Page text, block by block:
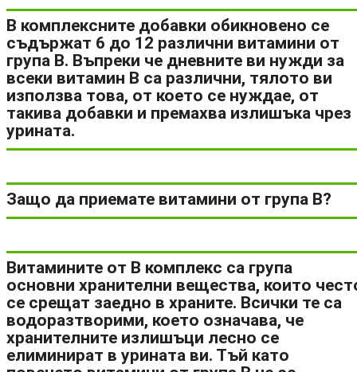
В комплексните добавки обикновено се
съдържат 6 до 12 различни витамини от
група В. Въпреки че дневните ви нужди за
всеки витамин В са различни, тялото ви
използва това, от което се нуждае, от
такива добавки и премахва излишъка чрез
урината.
Защо да приемате витамини от група В?
Витамините от В комплекс са група
основни хранителни вещества, които
се срещат заедно в храните. Всички те са
водоразтворими, което означава, че
хранителните излишъци лесно се
елиминират в урината ви. Тъй като